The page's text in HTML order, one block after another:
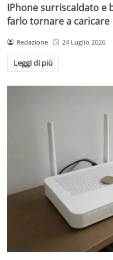
IPhone surriscaldato e
farlo tornare a caricare
Redazione 24 Luglio 2026
Leggi di più